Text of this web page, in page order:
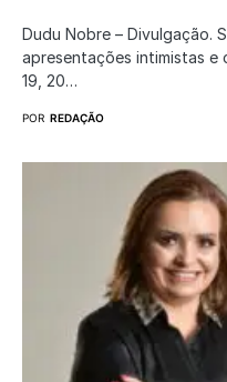
Dudu Nobre – Divulgação.
apresentações intimistas e
19, 20…
POR REDAÇÃO